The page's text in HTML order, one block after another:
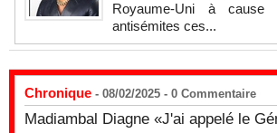
Royaume-Uni à
antisémites ces...
Chronique - 08/02/2025 - 0 Commentaire
Madiambal Diagne «J'ai appelé le